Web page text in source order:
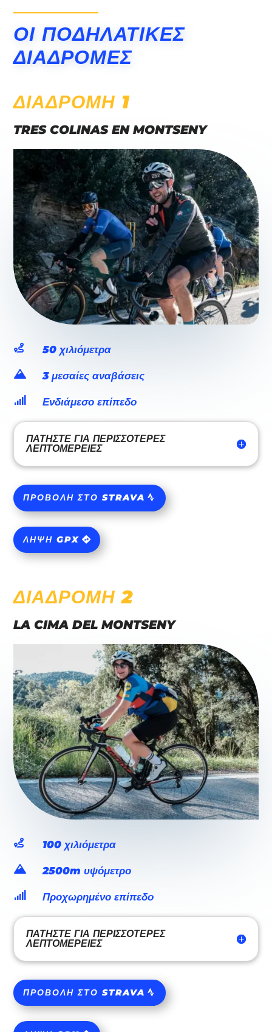
ΟΙ ΠΟΔΗΛΑΤΙΚΈΣ
ΔΙΑΔΡΟΜΈΣ
ΔΙΑΔΡΟΜΉ 1
TRES COLINAS EN MONTSENY
 50 χιλιόμετρα
 3 μεσαίες αναβάσεις
 Ενδιάμεσο επίπεδο
ΠΑΤΉΣΤΕ ΓΙΑ ΠΕΡΙΣΣΌΤΕΡΕΣ
ΛΕΠΤΟΜΈΡΕΙΕΣ
ΠΡΟΒΟΛΉ ΣΤΟ STRAVA
ΛΉΨΗ GPX
ΔΙΑΔΡΟΜΉ 2
LA CIMA DEL MONTSENY
 100 χιλιόμετρα
 2500m υψόμετρο
 Προχωρημένο επίπεδο
ΠΑΤΉΣΤΕ ΓΙΑ ΠΕΡΙΣΣΌΤΕΡΕΣ
ΛΕΠΤΟΜΈΡΕΙΕΣ
ΠΡΟΒΟΛΉ ΣΤΟ STRAVA